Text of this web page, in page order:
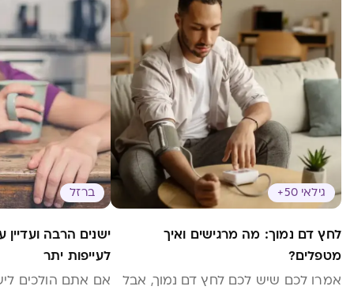
גילאי 50+
לחץ דם נמוך: מה מרגישים ואיך
מטפלים?
אמרו לכם שיש לכם לחץ דם נמוך, אבל
ברזל
ישנים הרבה ועדיין
לעייפות יתר
אם אתם הולכים